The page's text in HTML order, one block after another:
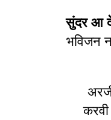
सुंदर आ
भविजन